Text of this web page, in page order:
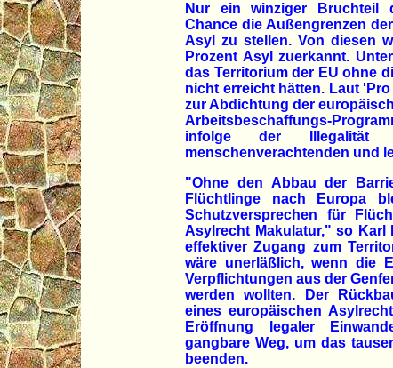
Nur ein winziger Bruchteil
Chance die Außengrenzen
Asyl zu stellen. Von diesen
Prozent Asyl zuerkannt.
das Territorium der EU ohne
nicht erreicht hätten. Laut
zur Abdichtung der
Arbeitsbeschaffungs-
infolge der Illegalität
menschenverachtenden und
"Ohne den Abbau der
Flüchtlinge nach Europa
Schutzversprechen für
Asylrecht Makulatur," so Karl
effektiver Zugang zum
wäre unerläßlich, wenn die
Verpflichtungen aus der
werden wollten. Der
eines europäischen
Eröffnung legaler
gangbare Weg, um das
beenden.